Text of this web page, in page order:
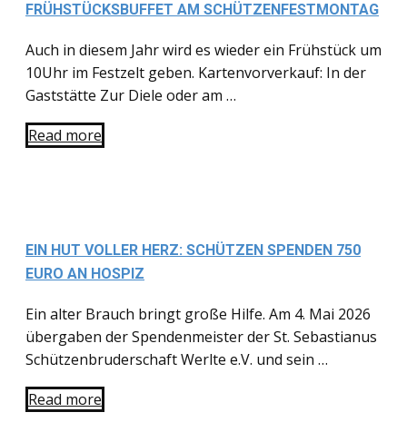
FRÜHSTÜCKSBUFFET AM SCHÜTZENFESTMONTAG
Auch in diesem Jahr wird es wieder ein Frühstück um
10Uhr im Festzelt geben. Kartenvorverkauf: In der
Gaststätte Zur Diele oder am …
Read more
EIN HUT VOLLER HERZ: SCHÜTZEN SPENDEN 750
EURO AN HOSPIZ
Ein alter Brauch bringt große Hilfe. Am 4. Mai 2026
übergaben der Spendenmeister der St. Sebastianus
Schützenbruderschaft Werlte e.V. und sein …
Read more